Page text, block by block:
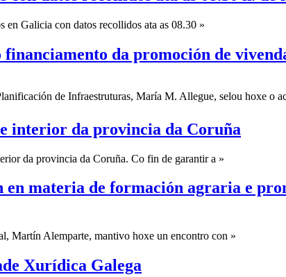
Galicia con datos recollidos ata as 08.30 »
da promoción de
de Infraestruturas, María M. Allegue, selou hoxe o
interior da provincia da Coruña
da provincia da Coruña. Co fin de garantir a »
materia de formación agraria e
Martín Alemparte, mantivo hoxe un encontro con »
Xurídica Galega